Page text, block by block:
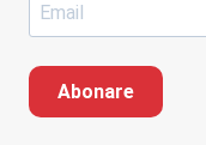
Abonare